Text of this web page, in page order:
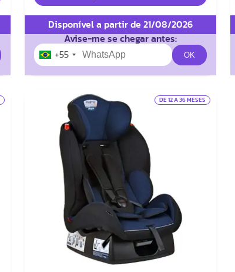
Disponível a partir de 21/08/2026
Avise-me se chegar antes:
+55
DE 12 A 36 MESES